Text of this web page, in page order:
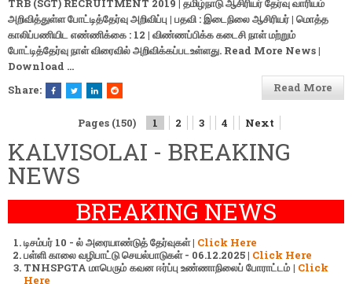
TRB (SGT) RECRUITMENT 2019 | தமிழ்நாடு ஆசிரியர் தேர்வு வாரியம்
அறிவித்துள்ள போட்டித்தேர்வு அறிவிப்பு | பதவி : இடைநிலை ஆசிரியர் | மொத்த
காலிப்பணியிட எண்ணிக்கை : 12 | விண்ணப்பிக்க கடைசி நாள் மற்றும்
போட்டித்தேர்வு நாள் விரைவில் அறிவிக்கப்படஉள்ளது. Read More News |
Download …
Share:
Read More
Pages (150) 1 2 3 4 Next
KALVISOLAI - BREAKING
NEWS
BREAKING NEWS
டிசம்பர் 10 - ல் அரையாண்டுத் தேர்வுகள் | Click Here
பள்ளி காலை வழிபாட்டு செயல்பாடுகள் - 06.12.2025 | Click Here
TNHSPGTA மாபெரும் கவன ஈர்ப்பு உண்ணாநிலைப் போராட்டம் | Click
Here